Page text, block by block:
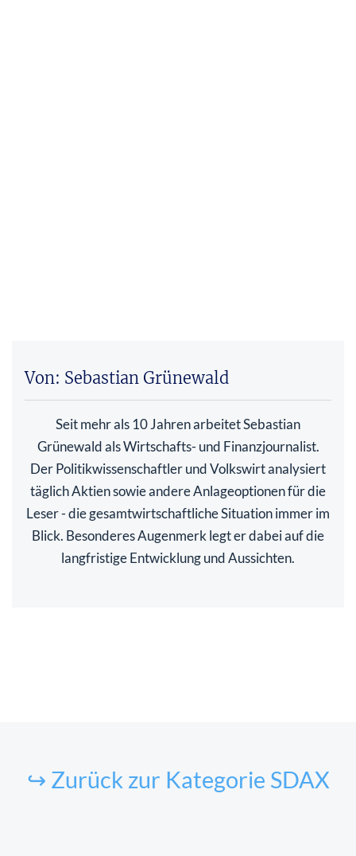
Von: Sebastian Grünewald
Seit mehr als 10 Jahren arbeitet Sebastian
Grünewald als Wirtschafts- und Finanzjournalist.
Der Politikwissenschaftler und Volkswirt analysiert
täglich Aktien sowie andere Anlageoptionen für die
Leser - die gesamtwirtschaftliche Situation immer im
Blick. Besonderes Augenmerk legt er dabei auf die
langfristige Entwicklung und Aussichten.
↪ Zurück zur Kategorie SDAX